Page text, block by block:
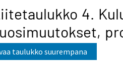
4.
taulukko suurempana